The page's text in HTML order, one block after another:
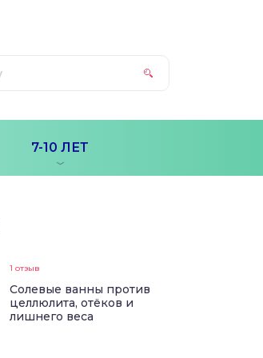
7-10 ЛЕТ
1 отзыв
Солевые ванны против
целлюлита, отёков и
лишнего веса